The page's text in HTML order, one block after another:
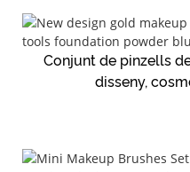
Conjunt de pinzells
disseny,